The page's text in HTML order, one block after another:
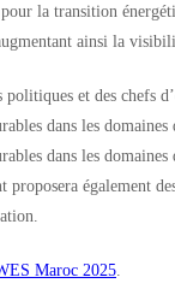
la transition
ainsi la
et des chefs
dans les
dans les
proposera également
Maroc 2025